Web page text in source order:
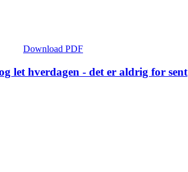
Download PDF
let hverdagen - det er aldrig for sent